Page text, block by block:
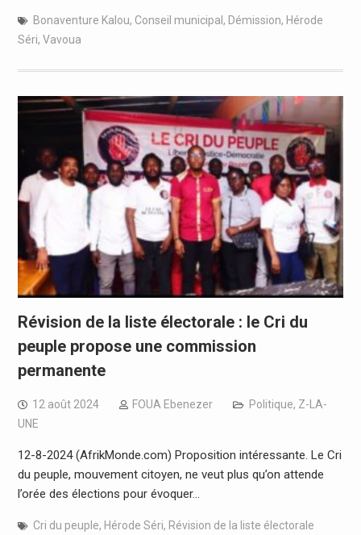
Bonaventure Kalou, Conseil municipal , Démission, Hérode
Séri, Vavoua
Révision de la liste électorale : le Cri du
peuple propose une commission
permanente
12 août 2024 FOUA Ebenezer Politique, Z-LA-
UNE
12-8-2024 (AfrikMonde.com) Proposition intéressante. Le Cri
du peuple, mouvement citoyen, ne veut plus qu’on attende
l’orée des élections pour évoquer…
Cri du peuple, Hérode Séri, Révision de la liste électorale